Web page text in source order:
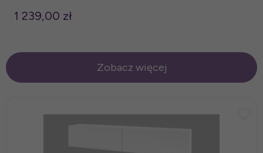
1 239,00 zł
Zobacz więcej